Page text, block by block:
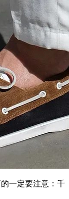
一定要注意：千